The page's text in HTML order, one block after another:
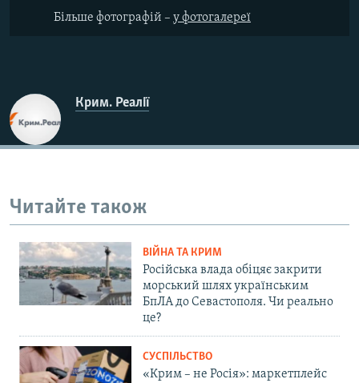
Більше фотографій – у фотогалереї​
Крим. Реалії
Читайте також
ВІЙНА ТА КРИМ
Російська влада обіцяє закрити
морський шлях українським
БпЛА до Севастополя. Чи реально
це?
СУСПІЛЬСТВО
«Крим – не Росія»: маркетплейс